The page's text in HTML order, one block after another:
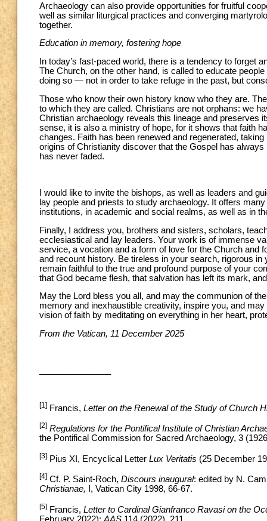
Archaeology can also provide opportunities for fruitful
well as similar liturgical practices and converging
together.
Education in memory, fostering hope
In today’s fast-paced world, there is a tendency to forget
The Church, on the other hand, is called to educate
doing so — not in order to take refuge in the past, but
Those who know their own history know who they are.
to which they are called. Christians are not orphans: we
Christian archaeology reveals this lineage and preserves
sense, it is also a ministry of hope, for it shows that faith
changes. Faith has been renewed and regenerated,
origins of Christianity discover that the Gospel has
has never faded.
I would like to invite the bishops, as well as leaders and
lay people and priests to study archaeology. It offers
institutions, in academic and social realms, as well as in
Finally, I address you, brothers and sisters, scholars,
ecclesiastical and lay leaders. Your work is of immense
service, a vocation and a form of love for the Church and
and recount history. Be tireless in your search, rigorous
remain faithful to the true and profound purpose of your
that God became flesh, that salvation has left its mark,
May the Lord bless you all, and may the communion of
memory and inexhaustible creativity, inspire you, and
vision of faith by meditating on everything in her heart,
From the Vatican, 11 December 2025
[1] Francis, Letter on the Renewal of the Study of Church
[2] Regulations for the Pontifical Institute of Christian
the Pontifical Commission for Sacred Archaeology, 3
[3] Pius XI, Encyclical Letter Lux Veritatis (25 December
[4] Cf. P. Saint-Roch, Discours inaugural: edited by N.
Christianae,
I, Vatican City 1998, 66-67.
[5] Francis, Letter to Cardinal Gianfranco Ravasi on the
February 2022): AAS 114 (2022), 211.